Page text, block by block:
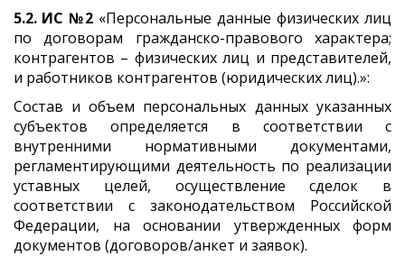
5.2. ИС №2«Персональные данные физических лиц
по договорам гражданско-правового характера;
контрагентов – физических лиц и представителей,
и работников контрагентов (юридических лиц).»:
Состав и объем персональных данных указанных
субъектов определяется в соответствии с
внутренними нормативными документами,
регламентирующими деятельность по реализации
уставных целей, осуществление сделок в
соответствии с законодательством Российской
Федерации, на основании утвержденных форм
документов (договоров/анкет и заявок).